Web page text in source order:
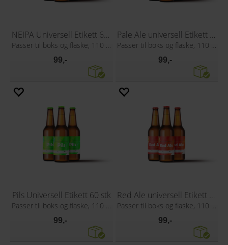
NEIPA Universell Etikett 60 stk
Passer til boks og flaske, 110 x 80 mm
99,-
Pale Ale universell Etikett 60 stk
Passer til boks og flaske, 110 x 80 mm
99,-
Pils Universell Etikett 60 stk
99,-
Red Ale universell Etikett 60 stk
99,-